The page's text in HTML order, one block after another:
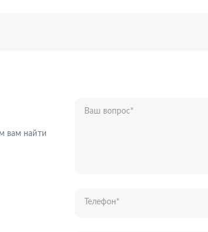
вам найти
Ваш вопрос*